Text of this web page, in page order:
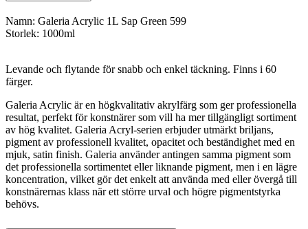
Namn: Galeria Acrylic 1L Sap Green 599
Storlek: 1000ml
Levande och flytande för snabb och enkel täckning. Finns i 60
färger.
Galeria Acrylic är en högkvalitativ akrylfärg som ger professionella
resultat, perfekt för konstnärer som vill ha mer tillgängligt sortiment
av hög kvalitet. Galeria Acryl-serien erbjuder utmärkt briljans,
pigment av professionell kvalitet, opacitet och beständighet med en
mjuk, satin finish. Galeria använder antingen samma pigment som
det professionella sortimentet eller liknande pigment, men i en lägre
koncentration, vilket gör det enkelt att använda med eller övergå till
konstnärernas klass när ett större urval och högre pigmentstyrka
behövs.